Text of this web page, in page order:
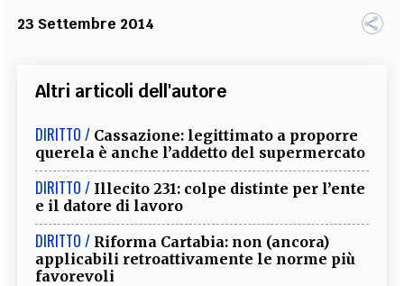
TEAM
FILODIRITTO REDAZIONE COMITATO SCIENTIFICO
EXTRA
CODICI RUBRICHE LIBRI PROCEEDINGS
SOCIAL MEDIA
23 Settembre 2014
Altri articoli dell'autore
DIRITTO / Cassazione: legittimato a proporre
querela è anche l’addetto del supermercato
DIRITTO / Illecito 231: colpe distinte per l’ente
e il datore di lavoro
DIRITTO / Riforma Cartabia: non (ancora)
applicabili retroattivamente le norme più
favorevoli